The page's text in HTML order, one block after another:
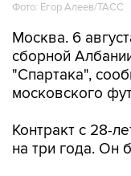
Фото: Егор Алеев/ТАСС
Москва. 6
сборной
"Спартака",
московского
Контракт с 28-
на три года. Он